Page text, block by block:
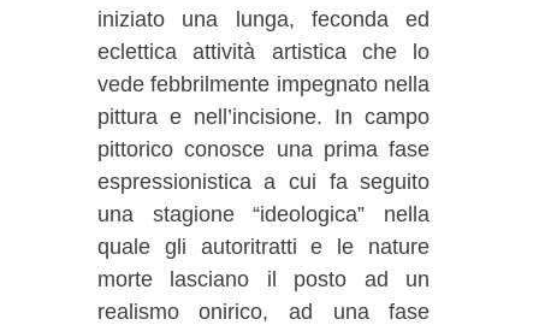
iniziato una lunga, feconda ed
eclettica attività artistica che lo
vede febbrilmente impegnato nella
pittura e nell’incisione. In campo
pittorico conosce una prima fase
espressionistica a cui fa seguito
una stagione “ideologica” nella
quale gli autoritratti e le nature
morte lasciano il posto ad un
realismo onirico, ad una fase